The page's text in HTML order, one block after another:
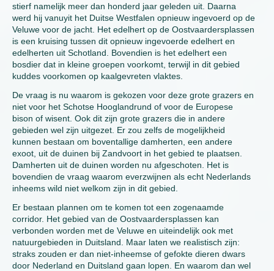
stierf namelijk meer dan honderd jaar geleden uit. Daarna
werd hij vanuyit het Duitse Westfalen opnieuw ingevoerd op de
Veluwe voor de jacht. Het edelhert op de Oostvaardersplassen
is een kruising tussen dit opnieuw ingevoerde edelhert en
edelherten uit Schotland. Bovendien is het edelhert een
bosdier dat in kleine groepen voorkomt, terwijl in dit gebied
kuddes voorkomen op kaalgevreten vlaktes.
De vraag is nu waarom is gekozen voor deze grote grazers en
niet voor het Schotse Hooglandrund of voor de Europese
bison of wisent. Ook dit zijn grote grazers die in andere
gebieden wel zijn uitgezet. Er zou zelfs de mogelijkheid
kunnen bestaan om boventallige damherten, een andere
exoot, uit de duinen bij Zandvoort in het gebied te plaatsen.
Damherten uit de duinen worden nu afgeschoten. Het is
bovendien de vraag waarom everzwijnen als echt Nederlands
inheems wild niet welkom zijn in dit gebied.
Er bestaan plannen om te komen tot een zogenaamde
corridor. Het gebied van de Oostvaardersplassen kan
verbonden worden met de Veluwe en uiteindelijk ook met
natuurgebieden in Duitsland. Maar laten we realistisch zijn:
straks zouden er dan niet-inheemse of gefokte dieren dwars
door Nederland en Duitsland gaan lopen. En waarom dan wel